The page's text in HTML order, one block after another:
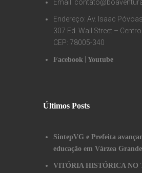
Email:
Endereço: Av. Isaac
307 Ed. Wall Street –
CEP: 78005-340
Facebook Youtube
Últimos Posts
SintepVG e Prefeita
educação em Várzea Grande
VITÓRIA HISTÓRICA NO